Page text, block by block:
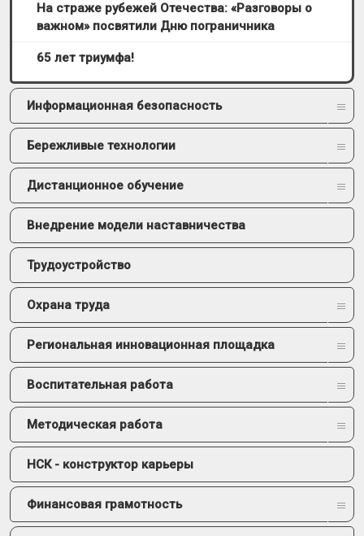
На страже рубежей Отечества: «Разговоры о
важном» посвятили Дню пограничника
65 лет триумфа!
Информационная безопасность
Бережливые технологии
Дистанционное обучение
Внедрение модели наставничества
Трудоустройство
Охрана труда
Региональная инновационная площадка
Воспитательная работа
Методическая работа
НСК - конструктор карьеры
Финансовая грамотность